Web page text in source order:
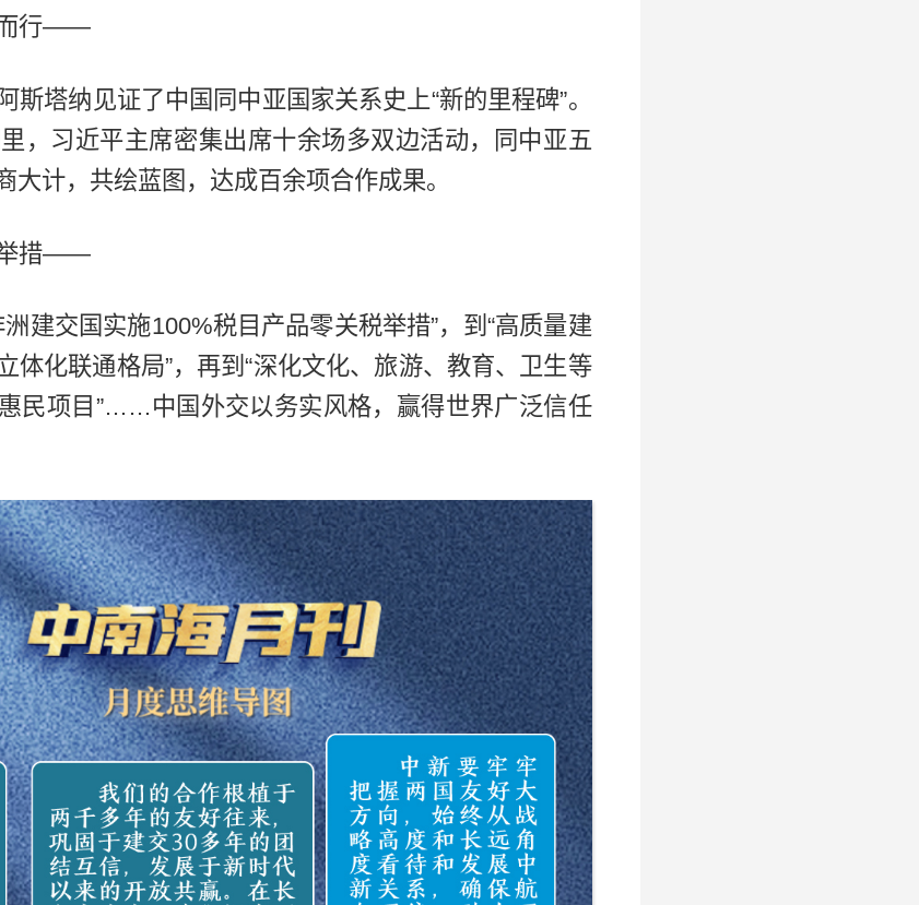
而行——
斯塔纳见证了中国同中亚国家关系史上“新的里程碑”。
，习近平主席密集出席十余场多双边活动，同中亚五
大计，共绘蓝图，达成百余项合作成果。
举措——
建交国实施100%税目产品零关税举措”，到“高质量建
体化联通格局”，再到“深化文化、旅游、教育、卫生等
民项目”……中国外交以务实风格，赢得世界广泛信任